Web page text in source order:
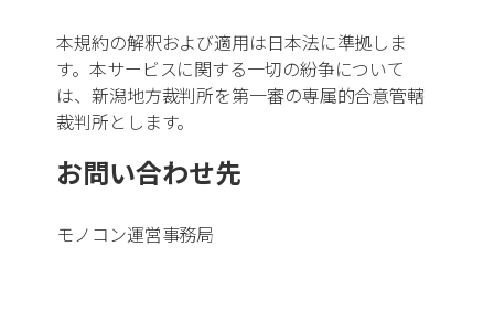
本規約の解釈および適用は日本法に準拠しま
す。本サービスに関する一切の紛争について
は、新潟地方裁判所を第一審の専属的合意管轄
裁判所とします。
お問い合わせ先
モノコン運営事務局
ISO14001取得
ISO9001取得
UL規格対応
アルミ鋳造